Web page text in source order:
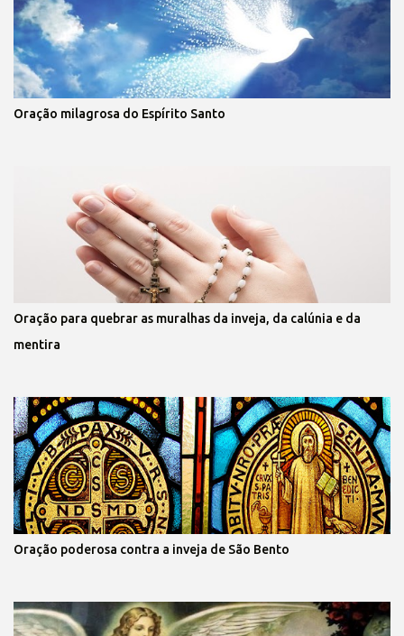
Oração milagrosa do Espírito Santo
Oração para quebrar as muralhas da inveja, da calúnia e da
mentira
Oração poderosa contra a inveja de São Bento